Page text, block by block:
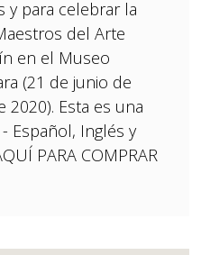
y para celebrar la
del Arte
en el Museo
(21 de junio de
Esta es una
Español, Inglés y
PARA COMPRAR